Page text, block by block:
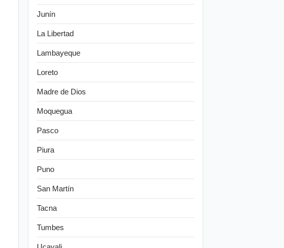
Junín
La Libertad
Lambayeque
Loreto
Madre de Dios
Moquegua
Pasco
Piura
Puno
San Martín
Tacna
Tumbes